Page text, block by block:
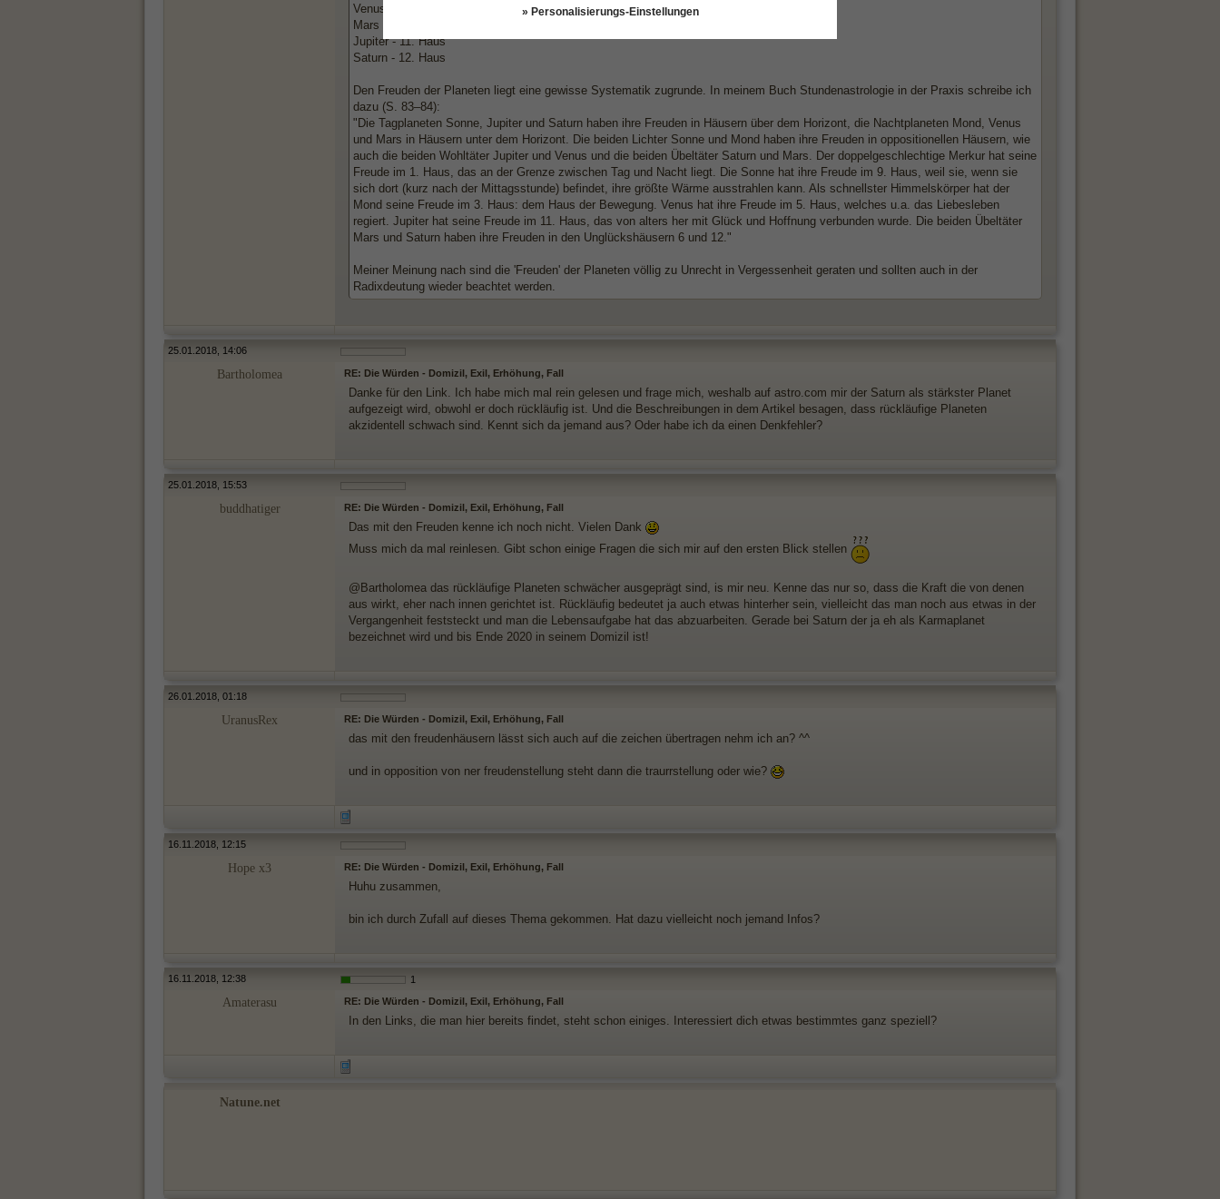
Venus - 5. Haus
Mars - 6. Haus
Jupiter - 11. Haus
Saturn - 12. Haus
Den Freuden der Planeten liegt eine gewisse Systematik zugrunde. In meinem Buch Stundenastrologie in der Praxis schreibe ich
dazu (S. 83–84):
"Die Tagplaneten Sonne, Jupiter und Saturn haben ihre Freuden in Häusern über dem Horizont, die Nachtplaneten Mond, Venus
und Mars in Häusern unter dem Horizont. Die beiden Lichter Sonne und Mond haben ihre Freuden in oppositionellen Häusern, wie
auch die beiden Wohltäter Jupiter und Venus und die beiden Übeltäter Saturn und Mars. Der doppelgeschlechtige Merkur hat seine
Freude im 1. Haus, das an der Grenze zwischen Tag und Nacht liegt. Die Sonne hat ihre Freude im 9. Haus, weil sie, wenn sie
sich dort (kurz nach der Mittagsstunde) befindet, ihre größte Wärme ausstrahlen kann. Als schnellster Himmelskörper hat der
Mond seine Freude im 3. Haus: dem Haus der Bewegung. Venus hat ihre Freude im 5. Haus, welches u.a. das Liebesleben
regiert. Jupiter hat seine Freude im 11. Haus, das von alters her mit Glück und Hoffnung verbunden wurde. Die beiden Übeltäter
Mars und Saturn haben ihre Freuden in den Unglückshäusern 6 und 12."
Meiner Meinung nach sind die 'Freuden' der Planeten völlig zu Unrecht in Vergessenheit geraten und sollten auch in der
Radixdeutung wieder beachtet werden.
25.01.2018, 14:06
Bartholomea RE: Die Würden - Domizil, Exil, Erhöhung, Fall
Danke für den Link. Ich habe mich mal rein gelesen und frage mich, weshalb auf astro.com mir der Saturn als stärkster Planet
aufgezeigt wird, obwohl er doch rückläufig ist. Und die Beschreibungen in dem Artikel besagen, dass rückläufige Planeten
akzidentell schwach sind. Kennt sich da jemand aus? Oder habe ich da einen Denkfehler?
25.01.2018, 15:53
buddhatiger RE: Die Würden - Domizil, Exil, Erhöhung, Fall
Das mit den Freuden kenne ich noch nicht. Vielen Dank
Muss mich da mal reinlesen. Gibt schon einige Fragen die sich mir auf den ersten Blick stellen
@Bartholomea das rückläufige Planeten schwächer ausgeprägt sind, is mir neu. Kenne das nur so, dass die Kraft die von denen
aus wirkt, eher nach innen gerichtet ist. Rückläufig bedeutet ja auch etwas hinterher sein, vielleicht das man noch aus etwas in der
Vergangenheit feststeckt und man die Lebensaufgabe hat das abzuarbeiten. Gerade bei Saturn der ja eh als Karmaplanet
bezeichnet wird und bis Ende 2020 in seinem Domizil ist!
26.01.2018, 01:18
UranusRex RE: Die Würden - Domizil, Exil, Erhöhung, Fall
das mit den freudenhäusern lässt sich auch auf die zeichen übertragen nehm ich an? ^^
und in opposition von ner freudenstellung steht dann die traurrstellung oder wie?
16.11.2018, 12:15
Hope x3 RE: Die Würden - Domizil, Exil, Erhöhung, Fall
Huhu zusammen,
bin ich durch Zufall auf dieses Thema gekommen. Hat dazu vielleicht noch jemand Infos?
16.11.2018, 12:38 1
Amaterasu RE: Die Würden - Domizil, Exil, Erhöhung, Fall
In den Links, die man hier bereits findet, steht schon einiges. Interessiert dich etwas bestimmtes ganz speziell?
Natune.net
» Personalisierungs-Einstellungen